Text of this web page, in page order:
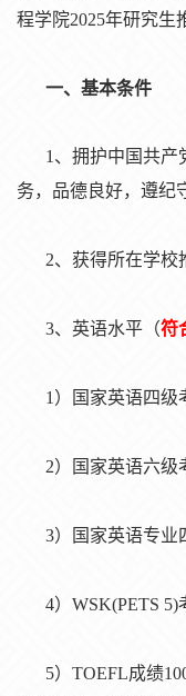
程学院2025年研究生
一、基本条件
1、 拥护中国共产
务，品德良好，遵纪
2、 获得所在学校
3、英语水平（符
1）国家英语四级
2）国家英语六级
3）国家英语专业
4）WSK(PETS 5)
5）TOEFL成绩